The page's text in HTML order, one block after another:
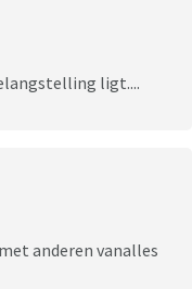
ligt....
anderen vanalles